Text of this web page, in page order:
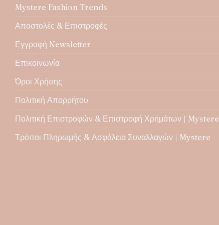
Mystere Fashion Trends
Αποστολές & Επιστροφές
Εγγραφή Newsletter
Επικοινωνία
Όροι Χρήσης
Πολιτική Απορρήτου
Πολιτική Επιστροφών & Επιστροφή Χρημάτων | Mystere
Τρόποι Πληρωμής & Ασφάλεια Συναλλαγών | Mystere